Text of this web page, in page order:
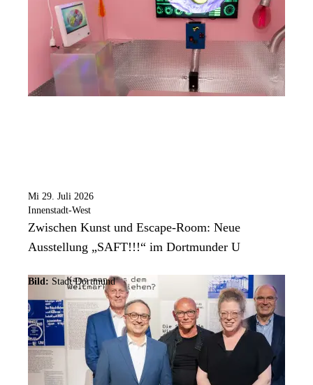
Mi 29. Juli 2026
Innenstadt-West
Zwischen Kunst und Escape-Room: Neue
Ausstellung „SAFT!!!“ im Dortmunder U
Bild: Stadt Dortmund